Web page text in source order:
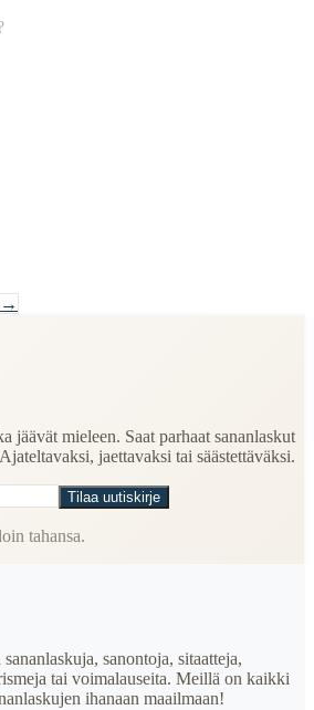
→
jäävät mieleen. Saat parhaat sananlaskut
jaettavaksi tai säästettäväksi.
Tilaa uutiskirje
tahansa.
sanontoja, sitaatteja,
tai voimalauseita. Meillä on kaikki
ihanaan maailmaan!